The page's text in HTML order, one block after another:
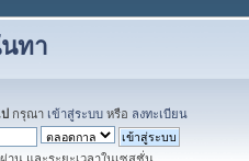
ทา
กรุณา เข้าสู่ระบบ หรือ ลงทะเบียน